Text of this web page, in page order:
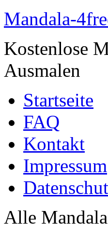
Mandala-
Kostenlose
Ausmalen
Startseite
FAQ
Kontakt
Impressum
Alle